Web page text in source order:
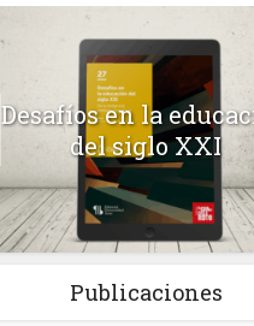
Desafíos en la
del siglo XXI
Publicaciones